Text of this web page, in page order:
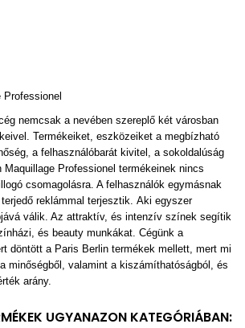
Professionel
nemcsak a nevében szereplő két városban
Termékeiket, eszközeiket a megbízható
a felhasználóbarát kivitel, a sokoldalúság
Maquillage Professionel termékeinek nincs
csomagolásra. A felhasználók egymásnak
reklámmal terjesztik. Aki egyszer
válik. Az attraktív, és intenzív színek segítik
és beauty munkákat. Cégünk a
döntött a Paris Berlin termékek mellett, mert mi
minőségből, valamint a kiszámíthatóságból, és
arány.
UGYANAZON KATEGÓRIÁBAN: